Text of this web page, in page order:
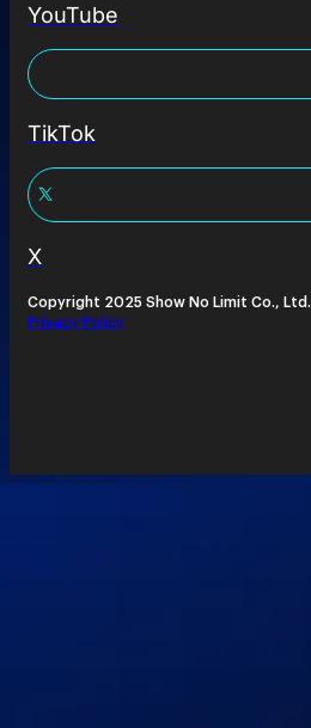
YouTube
TikTok
X
Copyright 2025 Show No Limit Co., Ltd.
Privacy Policy